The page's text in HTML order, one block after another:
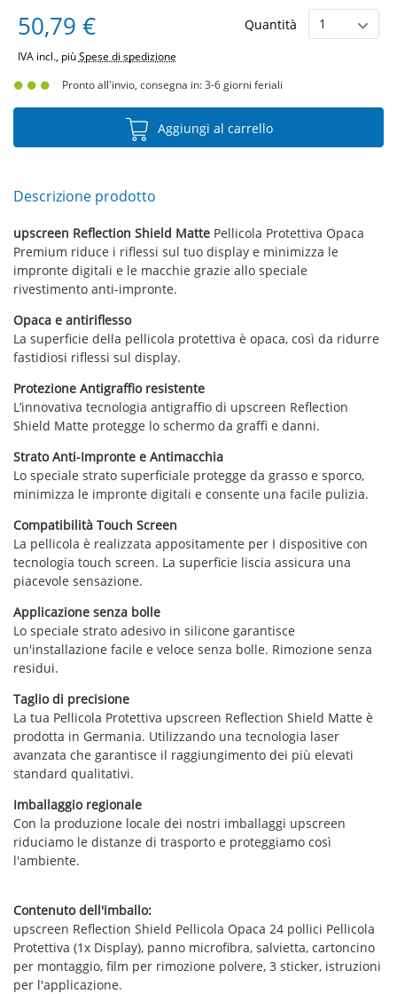
50,79 € Quantità
IVA incl., piùSpese di spedizione
Pronto all'invio, consegna in: 3-6 giorni feriali
Aggiungi al carrello
Descrizione prodotto
upscreen Reflection Shield Matte Pellicola Protettiva Opaca
Premium riduce i riflessi sul tuo display e minimizza le
impronte digitali e le macchie grazie allo speciale
rivestimento anti-impronte.
Opaca e antiriflesso
La superficie della pellicola protettiva è opaca, così da ridurre
fastidiosi riflessi sul display.
Protezione Antigraffio resistente
L’innovativa tecnologia antigraffio di upscreen Reflection
Shield Matte protegge lo schermo da graffi e danni.
Strato Anti-Impronte e Antimacchia
Lo speciale strato superficiale protegge da grasso e sporco,
minimizza le impronte digitali e consente una facile pulizia.
Compatibilità Touch Screen
La pellicola è realizzata appositamente per I dispositive con
tecnologia touch screen. La superficie liscia assicura una
piacevole sensazione.
Applicazione senza bolle
Lo speciale strato adesivo in silicone garantisce
un'installazione facile e veloce senza bolle. Rimozione senza
residui.
Taglio di precisione
La tua Pellicola Protettiva upscreen Reflection Shield Matte è
prodotta in Germania. Utilizzando una tecnologia laser
avanzata che garantisce il raggiungimento dei più elevati
standard qualitativi.
Imballaggio regionale
Con la produzione locale dei nostri imballaggi upscreen
riduciamo le distanze di trasporto e proteggiamo così
l'ambiente.
Contenuto dell'imballo:
upscreen Reflection Shield Pellicola Opaca 24 pollici Pellicola
Protettiva (1x Display), panno microfibra, salvietta, cartoncino
per montaggio, film per rimozione polvere, 3 sticker, istruzioni
per l'applicazione.